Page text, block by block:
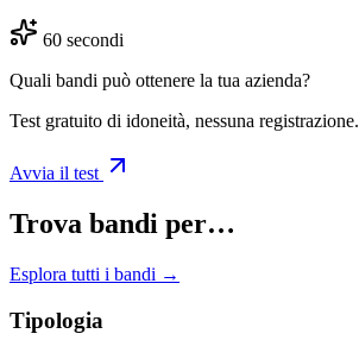
60 secondi
Quali bandi può ottenere la tua azienda?
Test gratuito di idoneità, nessuna registrazione.
Avvia il test
Trova bandi per…
Esplora tutti i bandi →
Tipologia